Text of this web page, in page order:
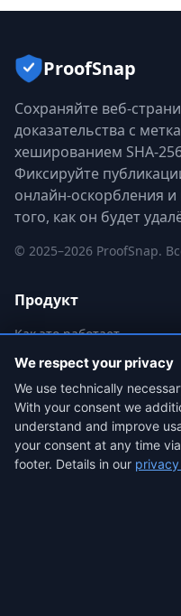
ProofSnap
Сохраняйте веб-
доказательства с
хешированием SHA-
Фиксируйте
онлайн-оскорбления
того, как он будет
© 2025–2026 ProofSnap.
Продукт
Как это работает
Пакет доказательств
Цены
Сценарии использования
Верификатор
Ключевые термины
We respect your privacy
We use technically
With your consent we
understand and improve
your consent at any time
footer. Details in our